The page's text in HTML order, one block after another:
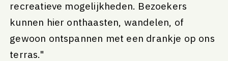
recreatieve mogelijkheden. Bezoekers
kunnen hier onthaasten, wandelen, of
gewoon ontspannen met een drankje op ons
terras."